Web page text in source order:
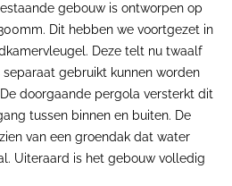
gebouw is ontworpen op
Dit hebben we voortgezet in
Deze telt nu twaalf
separaat gebruikt kunnen worden
doorgaande pergola versterkt dit
tussen binnen en buiten. De
van een groendak dat water
Uiteraard is het gebouw volledig